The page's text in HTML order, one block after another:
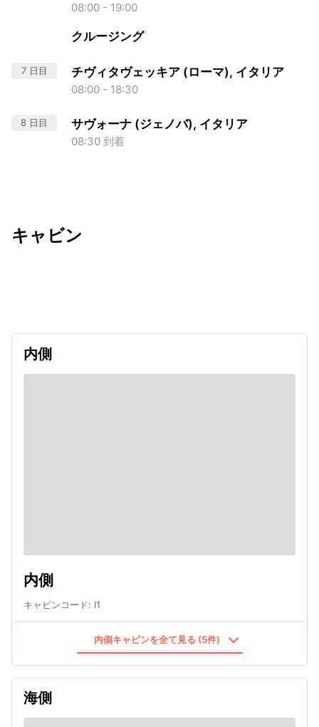
08:00 - 19:00
クルージング
7 日目 チヴィタヴェッキア (ローマ), イタリア
08:00 - 18:30
8 日目 サヴォーナ (ジェノバ), イタリア
08:30 到着
キャビン
内側
内側
キャビンコード: I1
内側キャビンを全て見る (5件)
海側